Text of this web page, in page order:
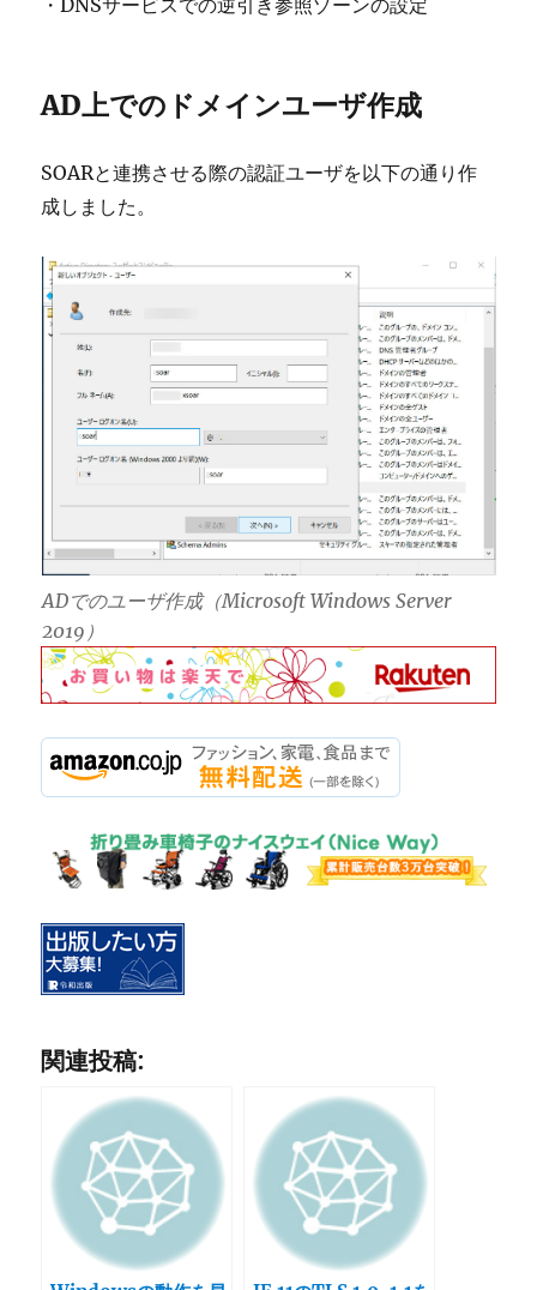
・DNSサービスでの逆引き参照ゾーンの設定
AD上でのドメインユーザ作成
SOARと連携させる際の認証ユーザを以下の通り作
成しました。
ADでのユーザ作成（Microsoft Windows Server
2019）
関連投稿: